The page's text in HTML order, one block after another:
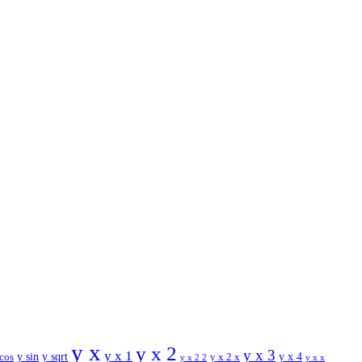
y sin y sqrt y x y x 1 y x 2 y x 2 2 y x 2 x y x 3 y x 4 y x x